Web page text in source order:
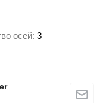
осей 3